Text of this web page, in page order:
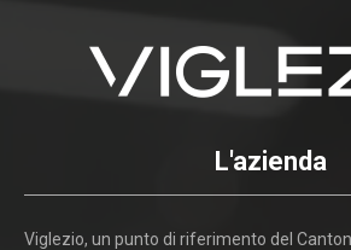
L'azienda
Viglezio, un punto di riferimento del